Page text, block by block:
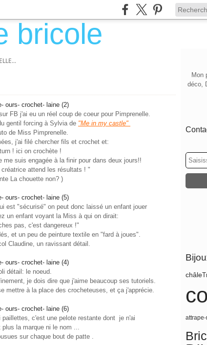
FB j'ai eu un réel coup de coeur pour Pimprenelle.
gentil forcing à Sylvia de "Me in my castle"
de Miss Pimprenelle.
j'ai filé chercher fils et crochet et:
! ici on crochète !
suis engagée à la finir pour dans deux jours!!
attend les résultats ! "
La chouette non? )
est "sécurisé" on peut donc laissé un enfant jouer
un enfant voyant la Miss à qui on dirait:
pas, c'est dangereux !"
et un peu de peinture textile en "fard à joues".
Claudine, un ravissant détail.
détail: le noeud.
je dois dire que j'aime beaucoup ses tutoriels.
mettre à la place des crocheteuses, et ça j'apprécie.
c'est une pelote restante dont je n'ai
plus la marque ni le nom ...
sur chaque bout de patte .
Mon
déco,
châle